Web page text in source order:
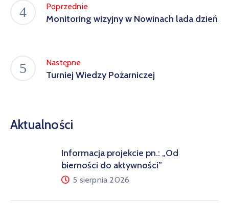
Poprzednie
Monitoring wizyjny w Nowinach lada dzień
Następne
Turniej Wiedzy Pożarniczej
Aktualności
Informacja projekcie pn.: „Od
bierności do aktywności”
5 sierpnia 2026